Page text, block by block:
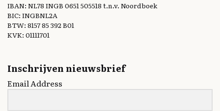
IBAN: NL78 INGB 0651 505518 t.n.v. Noordboek
BIC: INGBNL2A
BTW: 8157 85 392 B01
KVK: 01111701
Inschrijven nieuwsbrief
Email Address